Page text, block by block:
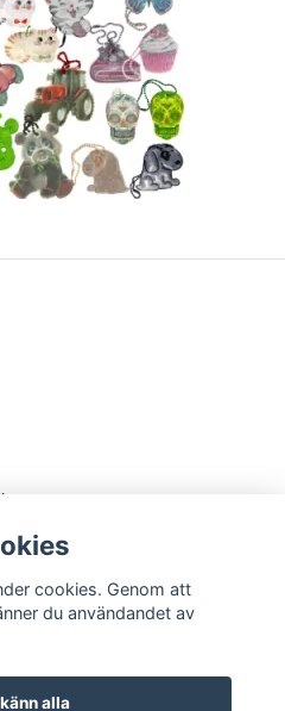
cookies. Genom att
du användandet av
alla